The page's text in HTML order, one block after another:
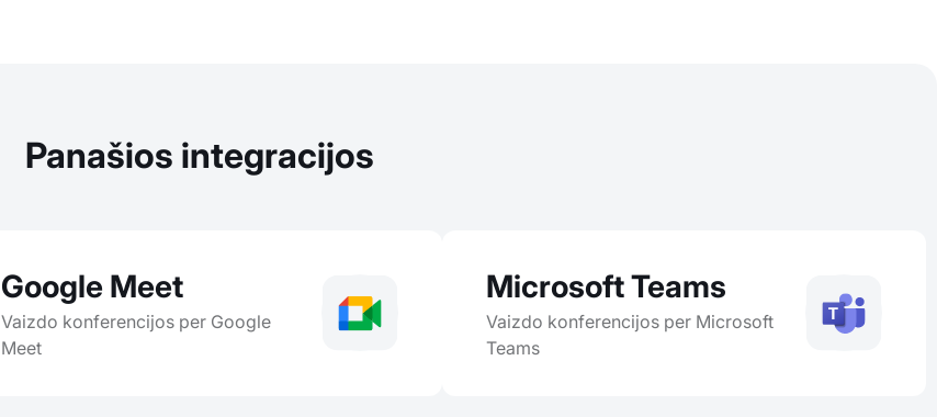
Panašios integracijos
Google Meet
Vaizdo konferencijos per Google
Meet
Microsoft Teams
Vaizdo konferencijos per Microsoft
Teams